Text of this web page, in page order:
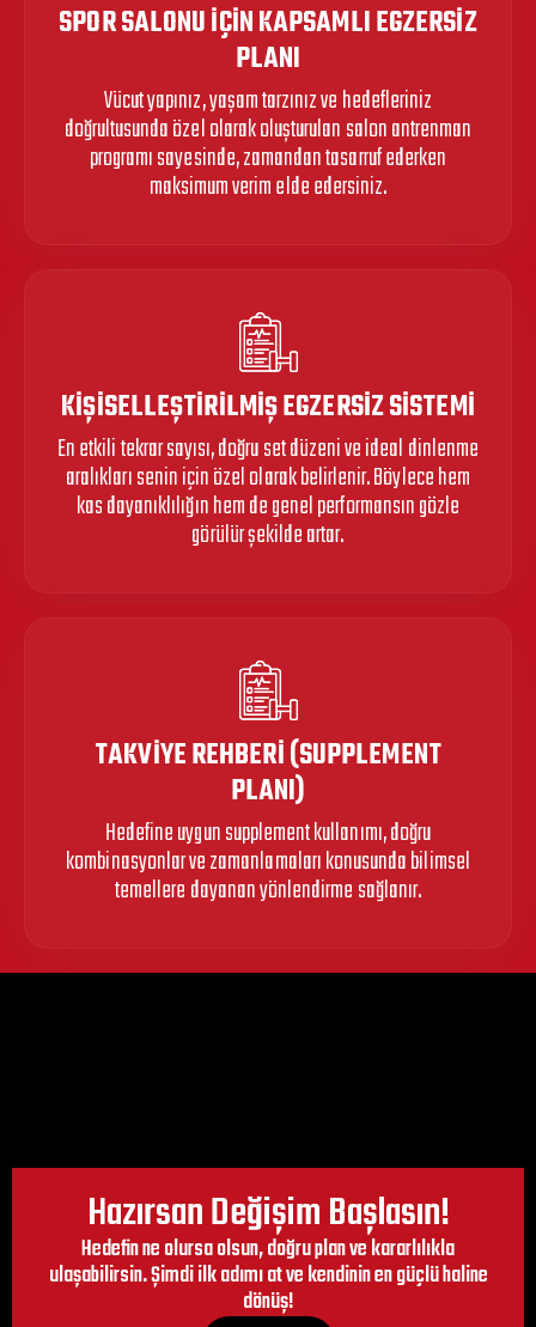
SPOR SALONU İÇIN KAPSAMLI EGZERSIZ
PLANI
Vücut yapınız, yaşam tarzınız ve hedefleriniz
doğrultusunda özel olarak oluşturulan salon antrenman
programı sayesinde, zamandan tasarruf ederken
maksimum verim elde edersiniz.
KIŞISELLEŞTIRILMIŞ EGZERSIZ SISTEMI
En etkili tekrar sayısı, doğru set düzeni ve ideal dinlenme
aralıkları senin için özel olarak belirlenir. Böylece hem
kas dayanıklılığın hem de genel performansın gözle
görülür şekilde artar.
TAKVIYE REHBERI (SUPPLEMENT
PLANI)
Hedefine uygun supplement kullanımı, doğru
kombinasyonlar ve zamanlamaları konusunda bilimsel
temellere dayanan yönlendirme sağlanır.
Hazırsan Değişim Başlasın!
Hedefin ne olursa olsun, doğru plan ve kararlılıkla
ulaşabilirsin. Şimdi ilk adımı at ve kendinin en güçlü haline
dönüş!